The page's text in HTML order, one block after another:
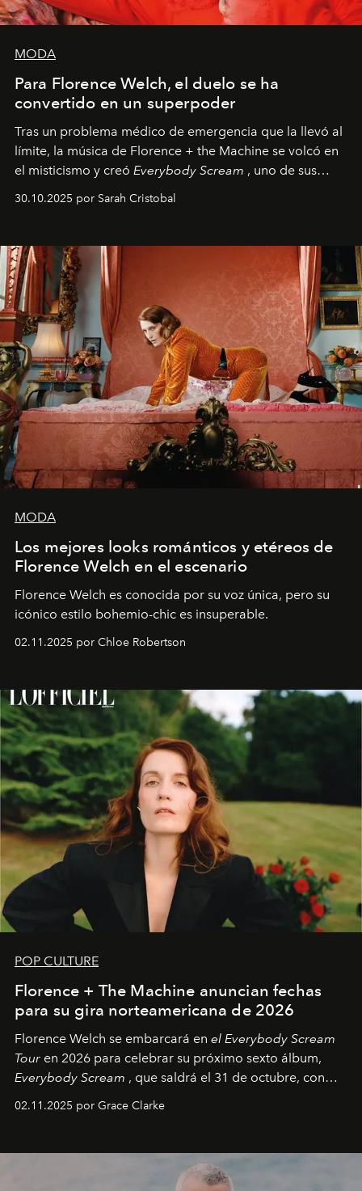
MODA
Para Florence Welch, el duelo se ha
convertido en un superpoder
Tras un problema médico de emergencia que la llevó al
límite, la música de Florence + the Machine se volcó en
el misticismo y creó Everybody Scream , uno de sus
álbumes más profundos hasta la fecha.
30.10.2025 por Sarah Cristobal
MODA
Los mejores looks románticos y etéreos de
Florence Welch en el escenario
Florence Welch es conocida por su voz única, pero su
icónico estilo bohemio-chic es insuperable.
02.11.2025 por Chloe Robertson
POP CULTURE
Florence + The Machine anuncian fechas
para su gira norteamericana de 2026
Florence Welch se embarcará en el Everybody Scream
Tour en 2026 para celebrar su próximo sexto álbum,
Everybody Scream , que saldrá el 31 de octubre, con
fechas en Norteamérica a partir de abril del próximo
02.11.2025 por Grace Clarke